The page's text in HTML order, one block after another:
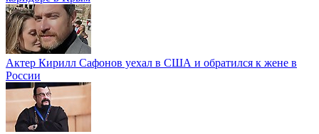
Актер Кирилл Сафонов уехал в США и обратился к жене в
России